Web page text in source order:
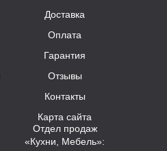
Доставка
Оплата
Гарантия
Отзывы
Контакты
Карта сайта
Отдел продаж
«Кухни, Мебель»: